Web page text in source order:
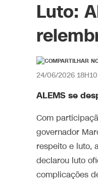
Luto:
24/06/2026 18H10
ALEMS se
Com
governador
respeito e luto,
declarou luto
complicações